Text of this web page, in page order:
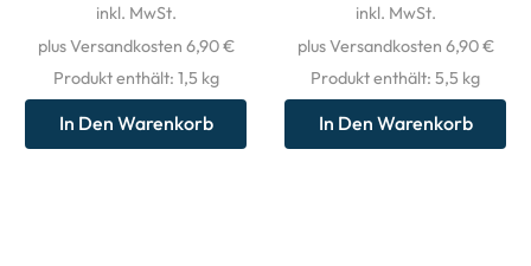
inkl. MwSt.
plus Versandkosten 6,90 €
Produkt enthält: 1,5 kg
In Den Warenkorb
inkl. MwSt.
plus Versandkosten 6,90 €
Produkt enthält: 5,5 kg
In Den Warenkorb